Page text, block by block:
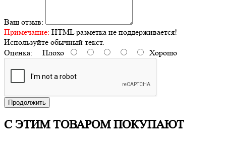
Ваш отзыв:
Примечание: HTML разметка не поддерживается!
Используйте обычный текст.
Оценка: Плохо Хорошо
Продолжить
С ЭТИМ ТОВАРОМ ПОКУПАЮТ